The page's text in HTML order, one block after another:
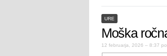
URE
Moška
12 februarja, 2026 – 8:37